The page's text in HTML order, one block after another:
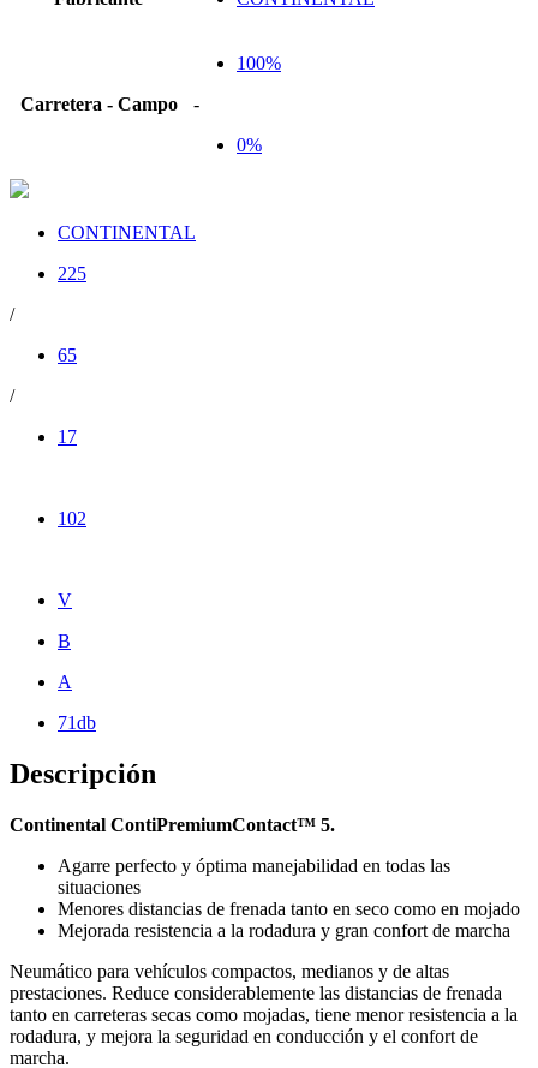
Carretera - Campo
100%
-
0%
CONTINENTAL
225
/
65
/
17
102
V
B
A
71db
Descripción
Continental ContiPremiumContact™ 5.
Agarre perfecto y óptima manejabilidad en todas las
situaciones
Menores distancias de frenada tanto en seco como en mojado
Mejorada resistencia a la rodadura y gran confort de marcha
Neumático para vehículos compactos, medianos y de altas
prestaciones. Reduce considerablemente las distancias de frenada
tanto en carreteras secas como mojadas, tiene menor resistencia a la
rodadura, y mejora la seguridad en conducción y el confort de
marcha.